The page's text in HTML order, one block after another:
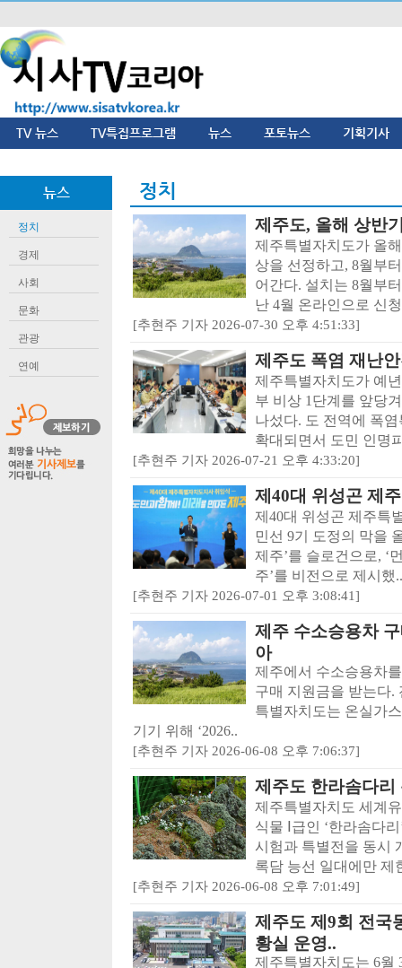
TV 뉴스 TV특집프로그램 뉴스 포토뉴스 기획기사
뉴스
정치
경제
사회
문화
관광
연예
정치
제주도, 올해 상반
제주특별자치도가 올
상을 선정하고, 8월부
어간다. 설치는 8월부
난 4월 온라인으로 신
[추현주 기자 2026-07-30 오후 4:51:33]
제주도 폭염 재난
제주특별자치도가 예
부 비상 1단계를 앞당
나섰다. 도 전역에 폭
확대되면서 도민 인명
[추현주 기자 2026-07-21 오후 4:33:20]
제40대 위성곤 제
제40대 위성곤 제주특
민선 9기 도정의 막을
제주’를 슬로건으로, ‘
주’를 비전으로 제시했..
[추현주 기자 2026-07-01 오후 3:08:41]
제주 수소승용차
아
제주에서 수소승용차
구매 지원금을 받는다.
특별자치도는 온실가
기기 위해 ‘2026..
[추현주 기자 2026-06-08 오후 7:06:37]
제주도 한라솜다리
제주특별자치도 세계
식물 Ⅰ급인 ‘한라솜다
시험과 특별전을 동시
록담 능선 일대에만 제
[추현주 기자 2026-06-08 오후 7:01:49]
제주도 제9회 전국
황실 운영..
제주특별자치도는 6월